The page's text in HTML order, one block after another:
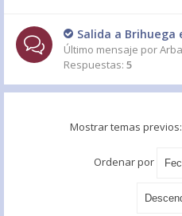
Salida a Brihuega
Último mensaje por
Respuestas: 5
Mostrar temas previos:
Ordenar por